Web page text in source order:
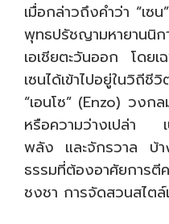
เมื่อกล่าวถึงคำว่า “เซ
พุทธปรัชญามหายานนิก
เอเชียตะวันออก โดยเ
เซนได้เข้าไปอยู่ในวิถี
“เอนโซ” (Enzo) วง
หรือความว่างเปล่า
พลัง และจักรวาล บ้า
ธรรมที่ต้องอาศัยการ
ชงชา การจัดสวนสไตล์